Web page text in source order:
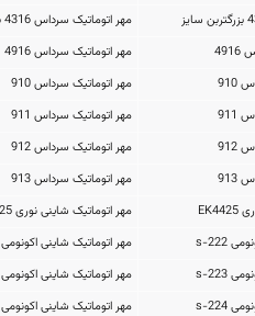
مهر اتوماتیک سرداس 4316 بزرگتربن سایز
مهر اتوماتیک سرداس 4916
مهر اتوماتیک سرداس 910
مهر اتوماتیک سرداس 911
مهر اتوماتیک سرداس 912
مهر اتوماتیک سرداس 913
مهر اتوماتیک شاینی نوری EK4425
مهر اتوماتیک شاینی اکونومی s-222
مهر اتوماتیک شاینی اکونومی s-223
مهر اتوماتیک شاینی اکونومی s-224